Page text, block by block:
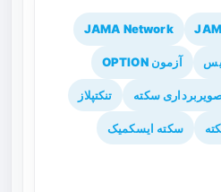
JAMA Network
آزمون OPTION
سکته تنکتپلاز
سکته ایسکمیک